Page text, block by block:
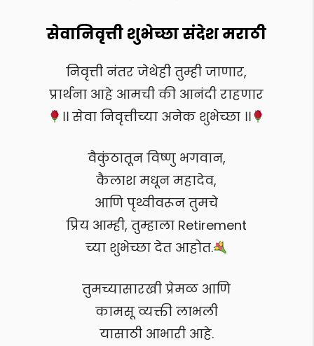
सेवानिवृत्ती शुभेच्छा संदेश मराठी
निवृत्ती नंतर जेथेही तुम्ही जाणार,
प्रार्थना आहे आमची की आनंदी राहणार
।। सेवा निवृत्तीच्या अनेक शुभेच्छा ।।
वैकुंठातून विष्णु भगवान,
कैलाश मधून महादेव,
आणि पृथ्वीवरून तुमचे
प्रिय आम्ही, तुम्हाला Retirement
च्या शुभेच्छा देत आहोत.
तुमच्यासारखी प्रेमळ आणि
कामसू व्यक्ती लाभली
यासाठी आभारी आहे.